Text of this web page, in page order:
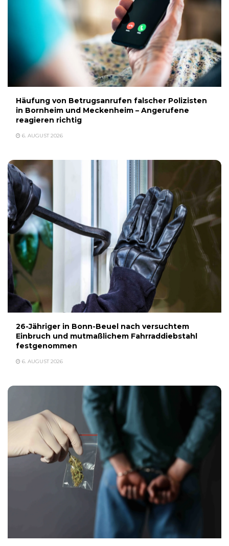
Häufung von Betrugsanrufen falscher Polizisten
in Bornheim und Meckenheim – Angerufene
reagieren richtig
6. AUGUST 2026
26-Jähriger in Bonn-Beuel nach versuchtem
Einbruch und mutmaßlichem Fahrraddiebstahl
festgenommen
6. AUGUST 2026